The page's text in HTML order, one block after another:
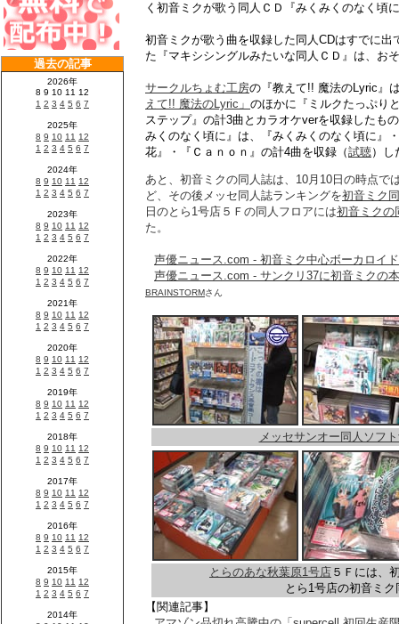
く初音ミクが歌う同人ＣＤ『みくみくのなく頃
初音ミクが歌う曲を収録した同人CDはすでに
た『マキシシングルみたいな同人ＣＤ』は、お
サークルちょむ工房の『教えて!! 魔法のLyric』
えて!! 魔法のLyric」 のほかに『ミルクたっぷり
ステップ』の計3曲とカラオケverを収録したも
みくのなく頃に』は、『みくみくのなく頃に』
花』・『Ｃａｎｏｎ』の計4曲を収録（試聴）し
あと、初音ミクの同人誌は、10月10日の時点で
ど、その後メッセ同人誌ランキングを初音ミク
日のとら1号店５Ｆの同人フロアには初音ミクの
た。
声優ニュース.com - 初音ミク中心ボーカロイ
声優ニュース.com - サンクリ37に初音ミクの
BRAINSTORMさん
メッセサンオー同人ソフ
とらのあな秋葉原1号店 ５Ｆには、
とら1号店の初音ミ
【関連記事】